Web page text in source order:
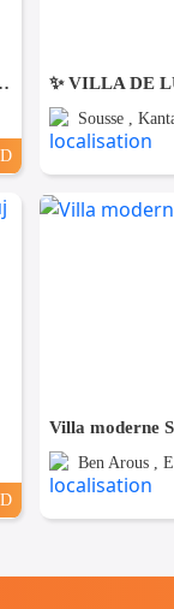
Sousse Vue mer
Sousse ,
Villa moderne
Ben Arous ,